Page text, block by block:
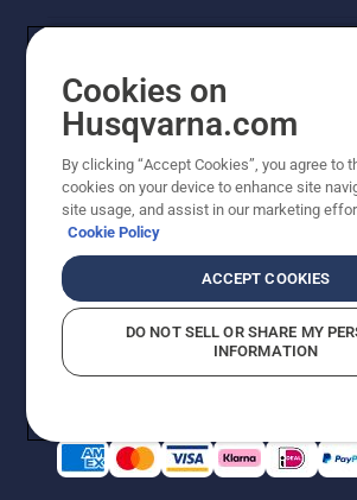
© Husqvarna AB (publ). Alle rechten
getoonde prijzen zijn
vermelde prijzen zijn
tenzij het product beschikbaar is voor
CookiebeleidGebruiksvoorwaarden
BedrijfsgegevensReport Suspected
Cookies on
Husqvarna.com
By clicking “Accept Cookies”, you agree to
cookies on your device to enhance site
site usage, and assist in our marketing
Cookie Policy
ACCEPT COOKIES
DO NOT SELL OR SHARE MY
INFORMATION